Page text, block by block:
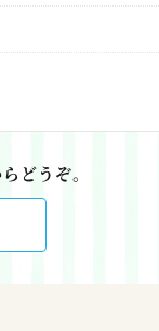
どうぞ。